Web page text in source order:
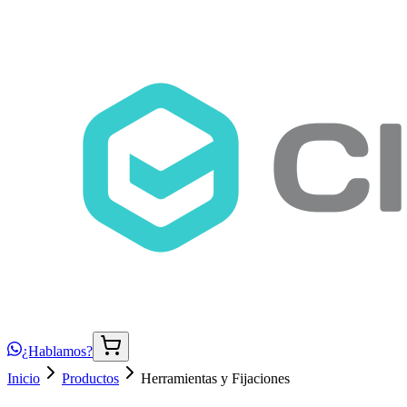
¿Hablamos?
Inicio
Productos Herramientas y Fijaciones